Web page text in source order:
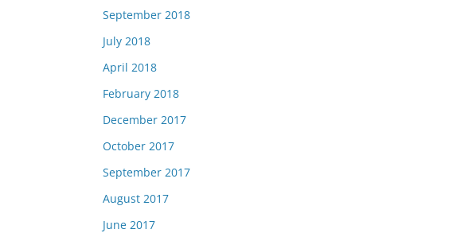
September 2018
July 2018
April 2018
February 2018
December 2017
October 2017
September 2017
August 2017
June 2017